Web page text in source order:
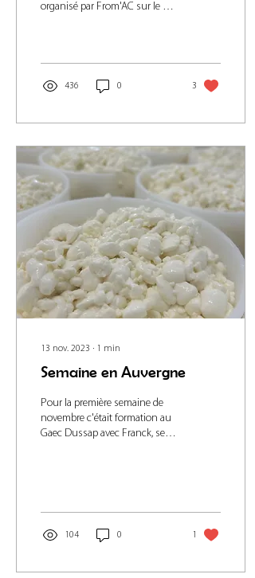
organisé par From'AC sur le site
436 0 3
13 nov. 2023 ∙ 1 min
Semaine en Auvergne
Pour la première semaine de
novembre c'était formation au
Gaec Dussap avec Franck, ses
104 0 1